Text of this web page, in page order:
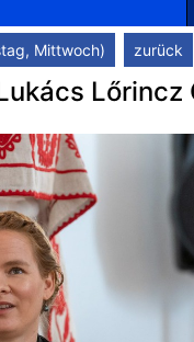
Mittwoch) zurück